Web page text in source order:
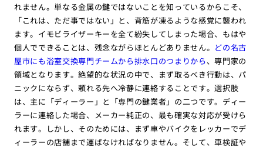
れません。単なる金属の鍵ではないことを知っているからこそ、
「これは、ただ事ではない」と、背筋が凍るような感覚に襲われ
ます。イモビライザーキーを全て紛失してしまった場合、もはや
個人でできることは、残念ながらほとんどありません。 どの名古
屋市にも浴室交換専門チームから排水口のつまりから、専門家の
領域となります。絶望的な状況の中で、まず取るべき行動は、パ
ニックにならず、頼れる先へ冷静に連絡することです。選択肢
は、主に「ディーラー」と「専門の鍵業者」の二つです。ディー
ラーに連絡した場合、メーカー純正の、最も確実な対応が受けら
れます。しかし、そのためには、まず車やバイクをレッカーでデ
ィーラーの店舗まで運ばなければなりません。そして、車検証や